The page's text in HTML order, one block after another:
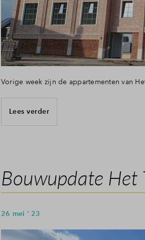
Vorige week zijn de appartementen van
Lees verder
Bouwupdate Het
26 mei ' 23